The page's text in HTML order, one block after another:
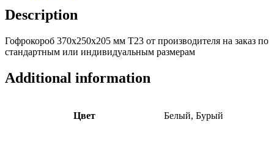
Description
Гофрокороб 370х250х205 мм Т23 от производителя на заказ по
стандартным или индивидуальным размерам
Additional information
Цвет Белый, Бурый